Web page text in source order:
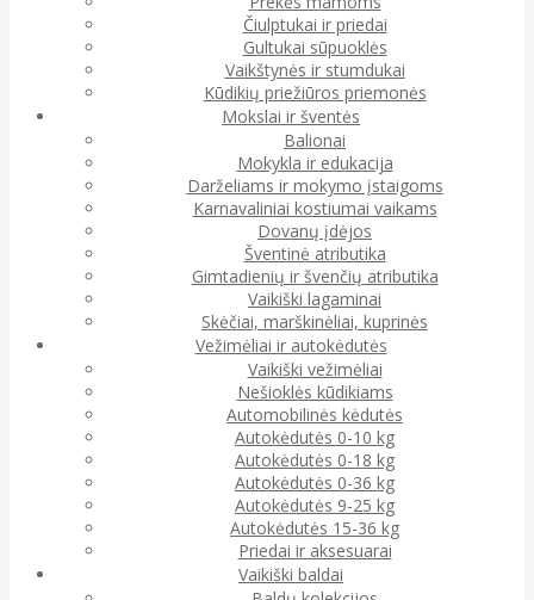
Čiulptukai ir priedai
Gultukai sūpuoklės
Vaikštynės ir stumdukai
Kūdikių priežiūros priemonės
Mokslai ir šventės
Balionai
Mokykla ir edukacija
Darželiams ir mokymo įstaigoms
Karnavaliniai kostiumai vaikams
Dovanų įdėjos
Šventinė atributika
Gimtadienių ir švenčių atributika
Vaikiški lagaminai
Skėčiai, marškinėliai, kuprinės
Vežimėliai ir autokėdutės
Vaikiški vežimėliai
Nešioklės kūdikiams
Automobilinės kėdutės
Autokėdutės 0-10 kg
Autokėdutės 0-18 kg
Autokėdutės 0-36 kg
Autokėdutės 9-25 kg
Autokėdutės 15-36 kg
Priedai ir aksesuarai
Vaikiški baldai